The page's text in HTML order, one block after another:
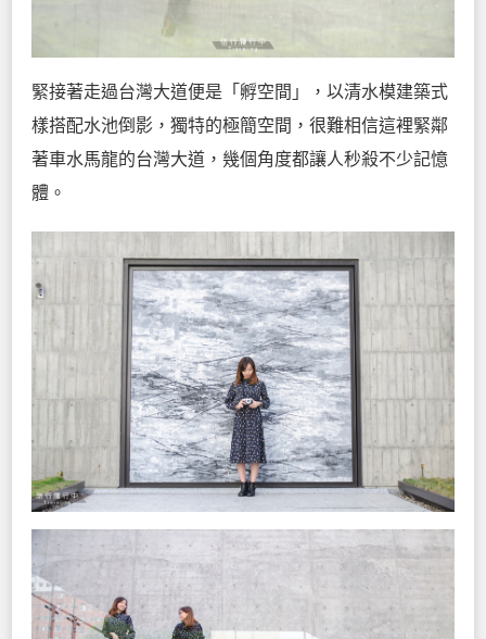
緊接著走過台灣大道便是「孵空間」，以清水模建築式
樣搭配水池倒影，獨特的極簡空間，很難相信這裡緊鄰
著車水馬龍的台灣大道，幾個角度都讓人秒殺不少記憶
體。